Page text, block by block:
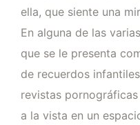
ella, que siente una
En alguna de las
que se le presenta
de recuerdos
revistas
a la vista en un